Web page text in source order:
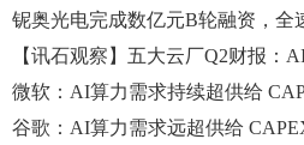
件品质
铌奥光电完成数亿元B轮融资，全
联规模商用
【讯石观察】五大云厂Q2财报：
续
微软：AI算力需求持续超供给
斜
谷歌​：AI算力需求远超供给